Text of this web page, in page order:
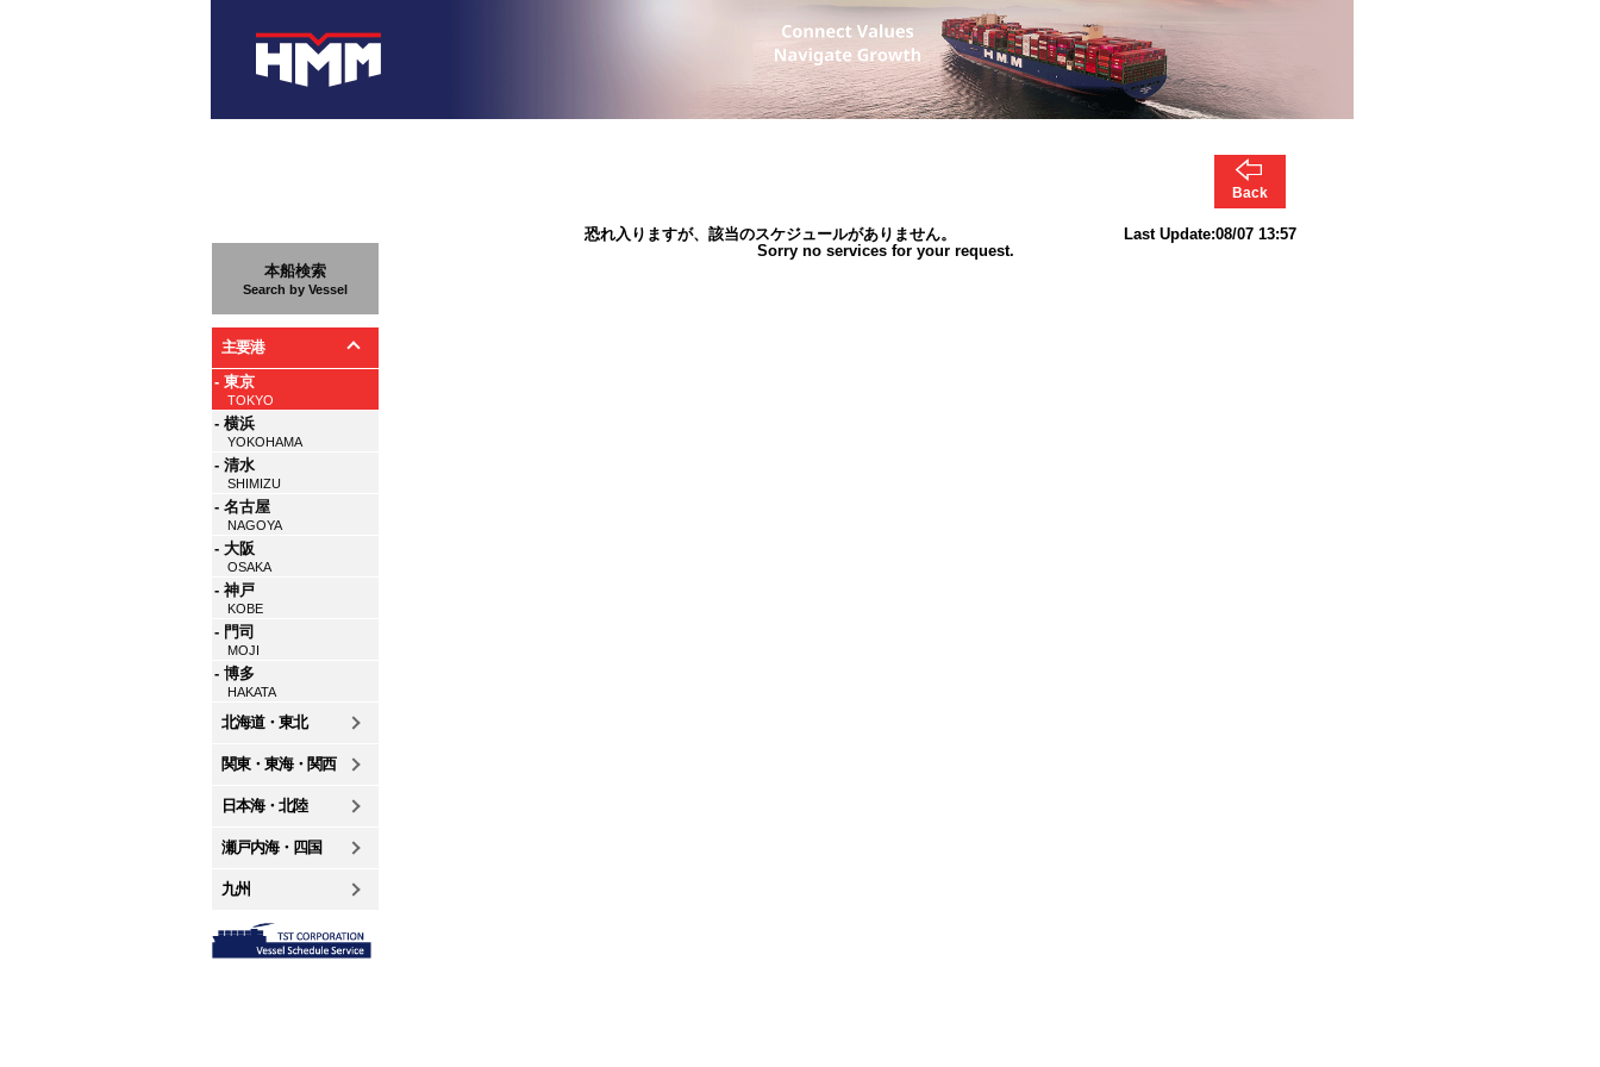
本船検索
Search by Vessel
主要港
- 東京
TOKYO
- 横浜
YOKOHAMA
- 清水
SHIMIZU
- 名古屋
NAGOYA
- 大阪
OSAKA
- 神戸
KOBE
- 門司
MOJI
- 博多
HAKATA
北海道・東北
関東・東海・関西
日本海・北陸
瀬戸内海・四国
九州
Back
Last Update:08/07 13:57
恐れ入りますが、該当のスケジュールがありません。
Sorry no services for your request.